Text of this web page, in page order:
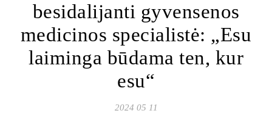
besidalijanti gyvensenos
medicinos specialistė: „Esu
laiminga būdama ten, kur
esu“
2024 05 11